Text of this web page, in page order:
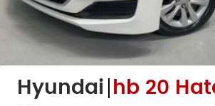
Hyundai hb 20